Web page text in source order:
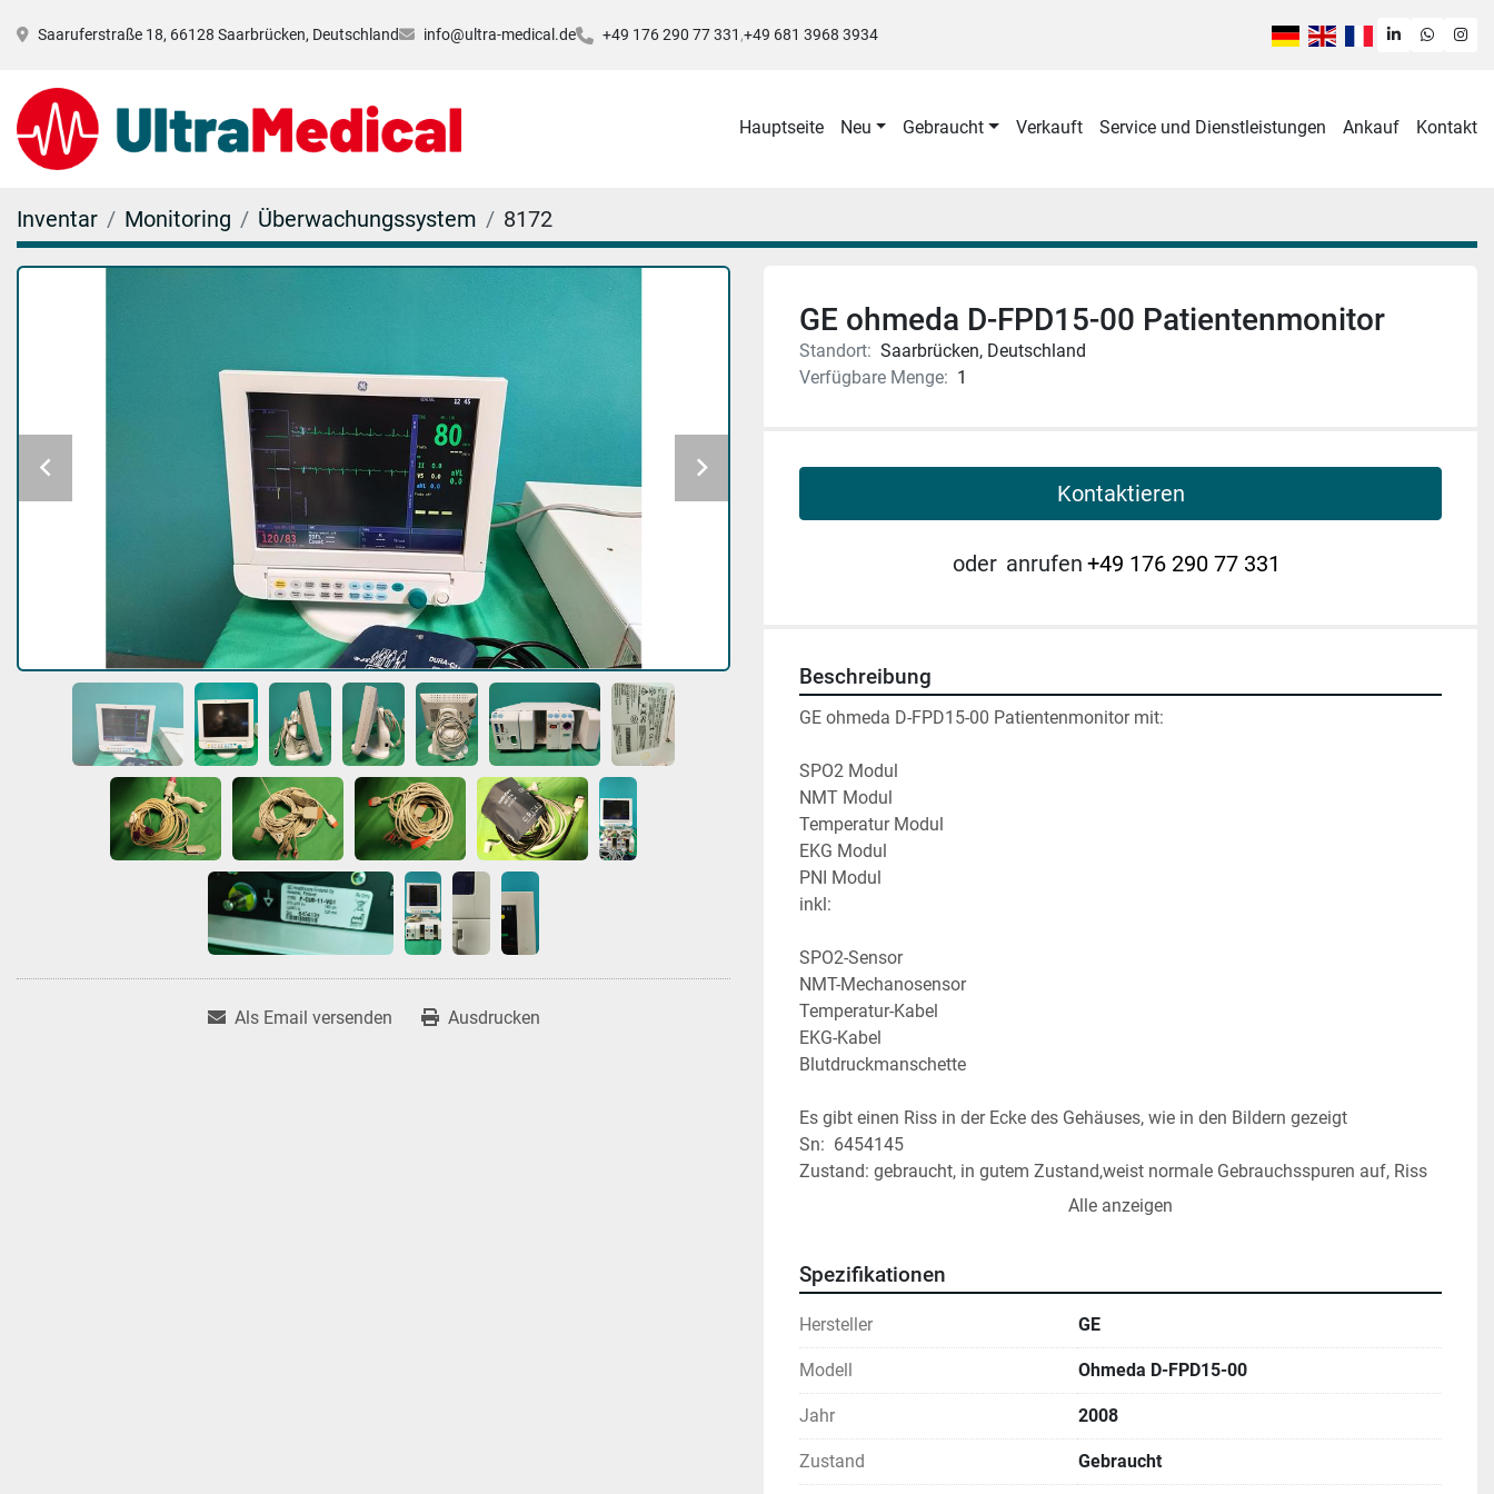
Saaruferstraße 18, 66128 Saarbrücken, Deutschland info@ultra-medical.de +49 176 290 77 331 +49 681 3968 3934 linkedin
Hauptseite Neu Gebraucht Verkauft Service und Dienstleistungen Ankauf Kontakt
Inventar Monitoring Überwachungssystem 8172
Als Email versenden Ausdrucken
GE ohmeda D-FPD15-00 Patientenmonitor
Standort: Saarbrücken, Deutschland
Verfügbare Menge: 1
Kontaktieren
oder anrufen +49 176 290 77 331
Beschreibung
GE ohmeda D-FPD15-00 Patientenmonitor mit:
SPO2 Modul
NMT Modul
Temperatur Modul
EKG Modul
PNI Modul
inkl:
SPO2-Sensor
NMT-Mechanosensor
Temperatur-Kabel
EKG-Kabel
Blutdruckmanschette
Es gibt einen Riss in der Ecke des Gehäuses, wie in den Bildern gezeigt
Sn:  6454145
Zustand: gebraucht, in gutem Zustand,weist normale Gebrauchsspuren auf, Riss
am Monitorgehäuse wie es auf dem Bild zu sehen ist, getestet und funktionsfähig,
Alle anzeigen
Spezifikationen
Hersteller GE
Modell Ohmeda D-FPD15-00
Jahr 2008
Zustand Gebraucht